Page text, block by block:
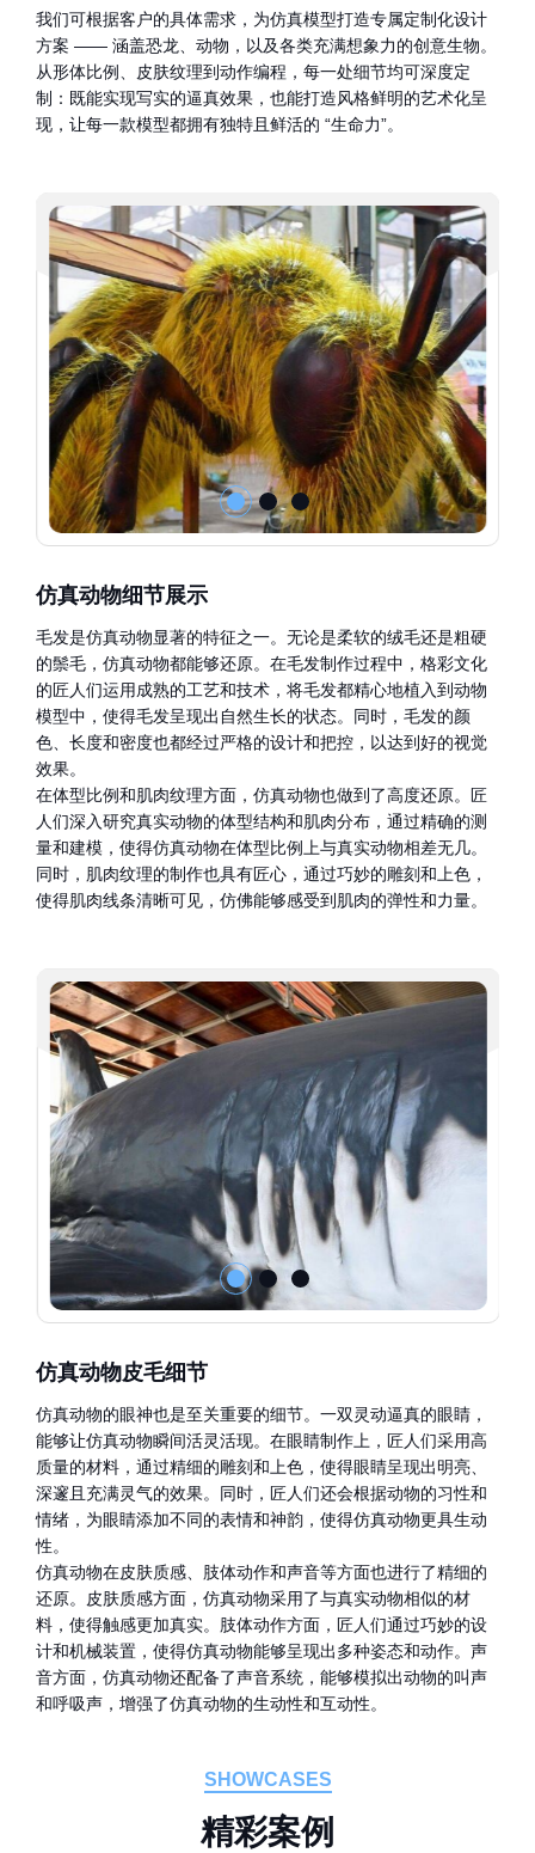
我们可根据客户的具体需求，为仿真模型打造专属定制化设计
方案 —— 涵盖恐龙、动物，以及各类充满想象力的创意生物。
从形体比例、皮肤纹理到动作编程，每一处细节均可深度定
制：既能实现写实的逼真效果，也能打造风格鲜明的艺术化呈
现，让每一款模型都拥有独特且鲜活的 “生命力”。
仿真动物细节展示
毛发是仿真动物显著的特征之一。无论是柔软的绒毛还是粗硬
的鬃毛，仿真动物都能够还原。在毛发制作过程中，格彩文化
的匠人们运用成熟的工艺和技术，将毛发都精心地植入到动物
模型中，使得毛发呈现出自然生长的状态。同时，毛发的颜
色、长度和密度也都经过严格的设计和把控，以达到好的视觉
效果。
在体型比例和肌肉纹理方面，仿真动物也做到了高度还原。匠
人们深入研究真实动物的体型结构和肌肉分布，通过精确的测
量和建模，使得仿真动物在体型比例上与真实动物相差无几。
同时，肌肉纹理的制作也具有匠心，通过巧妙的雕刻和上色，
使得肌肉线条清晰可见，仿佛能够感受到肌肉的弹性和力量。
仿真动物皮毛细节
仿真动物的眼神也是至关重要的细节。一双灵动逼真的眼睛，
能够让仿真动物瞬间活灵活现。在眼睛制作上，匠人们采用高
质量的材料，通过精细的雕刻和上色，使得眼睛呈现出明亮、
深邃且充满灵气的效果。同时，匠人们还会根据动物的习性和
情绪，为眼睛添加不同的表情和神韵，使得仿真动物更具生动
性。
仿真动物在皮肤质感、肢体动作和声音等方面也进行了精细的
还原。皮肤质感方面，仿真动物采用了与真实动物相似的材
料，使得触感更加真实。肢体动作方面，匠人们通过巧妙的设
计和机械装置，使得仿真动物能够呈现出多种姿态和动作。声
音方面，仿真动物还配备了声音系统，能够模拟出动物的叫声
和呼吸声，增强了仿真动物的生动性和互动性。
SHOWCASES
精彩案例